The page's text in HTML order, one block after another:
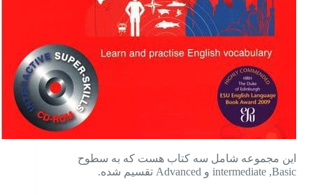
این مجموعه شامل سه کتاب هست که به سطوح
intermediate ,Basic و Advanced تقسیم شده.